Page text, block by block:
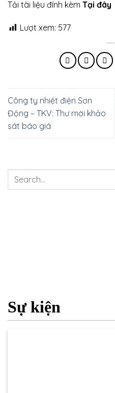
Tải tài liệu đính kèm Tại đây
Lượt xem: 577
Công ty nhiệt điện Sơn
Động – TKV: Thư mời khảo
sát báo giá
Sự kiện